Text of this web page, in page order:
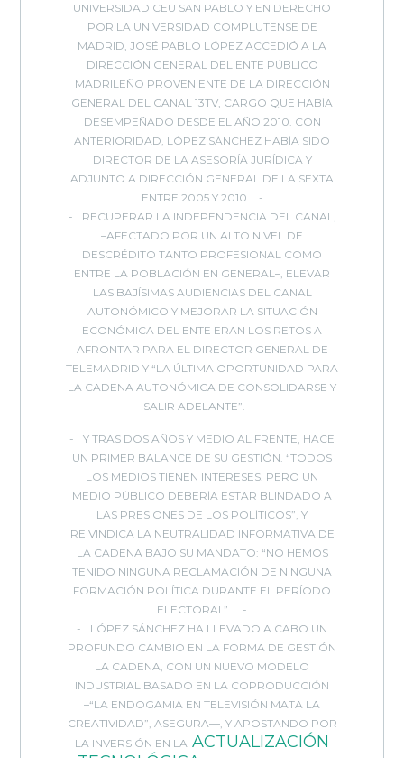
UNIVERSIDAD CEU SAN PABLO Y EN DERECHO
POR LA UNIVERSIDAD COMPLUTENSE DE
MADRID, JOSÉ PABLO LÓPEZ ACCEDIÓ A LA
DIRECCIÓN GENERAL DEL ENTE PÚBLICO
MADRILEÑO PROVENIENTE DE LA DIRECCIÓN
GENERAL DEL CANAL 13TV, CARGO QUE HABÍA
DESEMPEÑADO DESDE EL AÑO 2010. CON
ANTERIORIDAD, LÓPEZ SÁNCHEZ HABÍA SIDO
DIRECTOR DE LA ASESORÍA JURÍDICA Y
ADJUNTO A DIRECCIÓN GENERAL DE LA SEXTA
ENTRE 2005 Y 2010.
RECUPERAR LA INDEPENDENCIA DEL CANAL,
–AFECTADO POR UN ALTO NIVEL DE
DESCRÉDITO TANTO PROFESIONAL COMO
ENTRE LA POBLACIÓN EN GENERAL–, ELEVAR
LAS BAJÍSIMAS AUDIENCIAS DEL CANAL
AUTONÓMICO Y MEJORAR LA SITUACIÓN
ECONÓMICA DEL ENTE ERAN LOS RETOS A
AFRONTAR PARA EL DIRECTOR GENERAL DE
TELEMADRID Y “LA ÚLTIMA OPORTUNIDAD PARA
LA CADENA AUTONÓMICA DE CONSOLIDARSE Y
SALIR ADELANTE”.
Y TRAS DOS AÑOS Y MEDIO AL FRENTE, HACE
UN PRIMER BALANCE DE SU GESTIÓN. “TODOS
LOS MEDIOS TIENEN INTERESES. PERO UN
MEDIO PÚBLICO DEBERÍA ESTAR BLINDADO A
LAS PRESIONES DE LOS POLÍTICOS”, Y
REIVINDICA LA NEUTRALIDAD INFORMATIVA DE
LA CADENA BAJO SU MANDATO: “NO HEMOS
TENIDO NINGUNA RECLAMACIÓN DE NINGUNA
FORMACIÓN POLÍTICA DURANTE EL PERÍODO
ELECTORAL”.
LÓPEZ SÁNCHEZ HA LLEVADO A CABO UN
PROFUNDO CAMBIO EN LA FORMA DE GESTIÓN
LA CADENA, CON UN NUEVO MODELO
INDUSTRIAL BASADO EN LA COPRODUCCIÓN
–“LA ENDOGAMIA EN TELEVISIÓN MATA LA
CREATIVIDAD”, ASEGURA—, Y APOSTANDO POR
LA INVERSIÓN EN LA ACTUALIZACIÓN